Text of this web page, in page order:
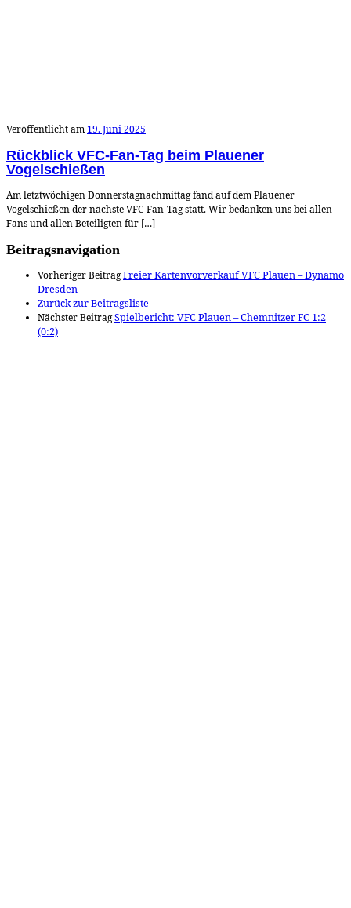
Veröffentlicht am 19. Juni 2025
Rückblick VFC-Fan-Tag beim Plauener
Vogelschießen
Am letztwöchigen Donnerstagnachmittag fand auf dem Plauener
Vogelschießen der nächste VFC-Fan-Tag statt. Wir bedanken uns bei allen
Fans und allen Beteiligten für […]
Beitragsnavigation
Vorheriger BeitragFreier Kartenvorverkauf VFC Plauen – Dynamo
Dresden
Zurück zur Beitragsliste
Nächster BeitragSpielbericht: VFC Plauen – Chemnitzer FC 1:2
(0:2)